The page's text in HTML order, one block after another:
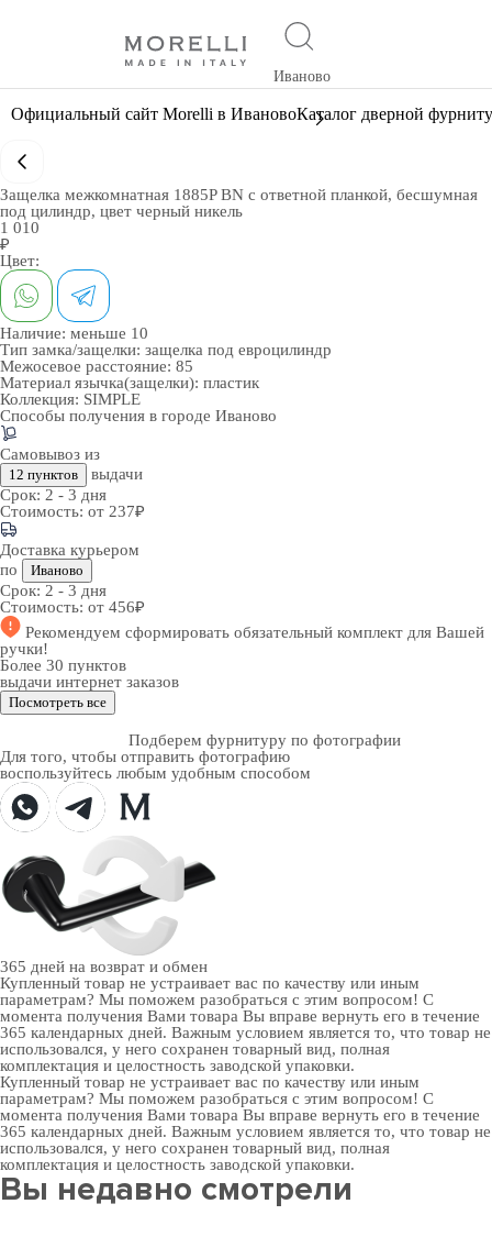
Иваново
Официальный сайт Morelli в ИвановоКаталог дверной
Защелка межкомнатная 1885P BN с ответной планкой, бесшумная
под цилиндр, цвет черный никель
1 010
₽
Цвет:
Наличие: меньше 10
Тип замка/защелки: защелка под евроцилиндр
Межосевое расстояние: 85
Материал язычка(защелки): пластик
Коллекция: SIMPLE
Способы получения в городе Иваново
Самовывоз из
12 пунктов
выдачи
Срок: 2 - 3 дня
Стоимость: от 237₽
Доставка курьером
по
Иваново
Срок: 2 - 3 дня
Стоимость: от 456₽
Рекомендуем сформировать обязательный комплект для Вашей
ручки!
Более 30 пунктов
выдачи интернет заказов
Посмотреть все
Подберем фурнитуру по фотографии
Для того, чтобы отправить фотографию
воспользуйтесь любым удобным способом
365 дней на возврат и обмен
Купленный товар не устраивает вас по качеству или иным
параметрам? Мы поможем разобраться с этим вопросом! С
момента получения Вами товара Вы вправе вернуть его в течение
365 календарных дней. Важным условием является то, что товар не
использовался, у него сохранен товарный вид, полная
комплектация и целостность заводской упаковки.
Купленный товар не устраивает вас по качеству или иным
параметрам? Мы поможем разобраться с этим вопросом! С
момента получения Вами товара Вы вправе вернуть его в течение
365 календарных дней. Важным условием является то, что товар не
использовался, у него сохранен товарный вид, полная
комплектация и целостность заводской упаковки.
Вы недавно смотрели